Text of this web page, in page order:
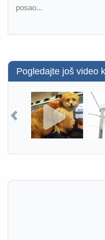
posao...
Pogledajte još video